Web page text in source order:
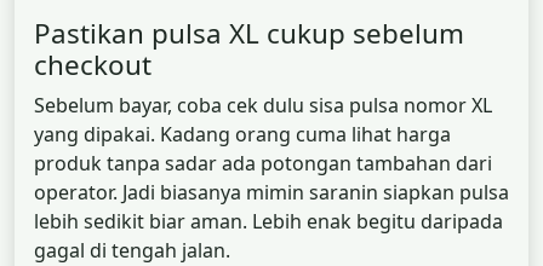
Pastikan pulsa XL cukup sebelum
checkout
Sebelum bayar, coba cek dulu sisa pulsa nomor XL
yang dipakai. Kadang orang cuma lihat harga
produk tanpa sadar ada potongan tambahan dari
operator. Jadi biasanya mimin saranin siapkan pulsa
lebih sedikit biar aman. Lebih enak begitu daripada
gagal di tengah jalan.